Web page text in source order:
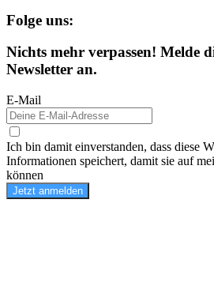
Folge uns:
Nichts mehr verpassen! Melde
Newsletter an.
E-Mail
Ich bin damit einverstanden, dass diese
Informationen speichert, damit sie auf
können
Jetzt anmelden